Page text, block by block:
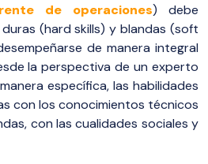
de operaciones) debe
(hard skills) y blandas (soft
de manera integral
la perspectiva de un experto
específica, las habilidades
con los conocimientos técnicos
con las cualidades sociales y